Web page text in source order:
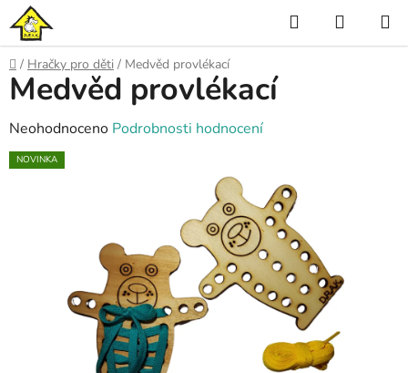
Přejít
na
obsah
Hledat
KOŠÍK
Domů
/ Hračky pro děti / Medvěd provlékací
Medvěd provlékací
Průměrné
hodnocení
hvězdiček.
Neohodnoceno Podrobnosti hodnocení
NOVINKA